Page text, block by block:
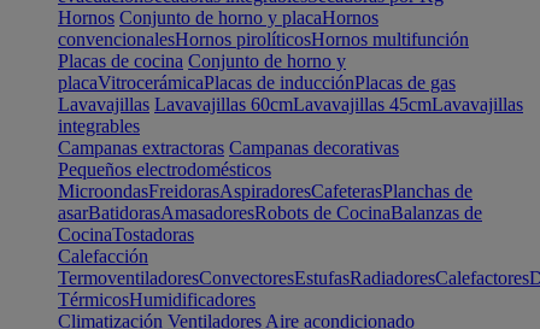
Hornos Conjunto de horno y placaHornos
convencionalesHornos pirolíticosHornos multifunción
Placas de cocina Conjunto de horno y
placaVitrocerámicaPlacas de inducciónPlacas de gas
Lavavajillas Lavavajillas 60cmLavavajillas 45cmLavavajillas
integrables
Campanas extractoras Campanas decorativas
Pequeños electrodomésticos
MicroondasFreidorasAspiradoresCafeterasPlanchas de
asarBatidorasAmasadoresRobots de CocinaBalanzas de
CocinaTostadoras
Calefacción
TermoventiladoresConvectoresEstufasRadiadoresCalefactores
TérmicosHumidificadores
Climatización Ventiladores Aire acondicionado